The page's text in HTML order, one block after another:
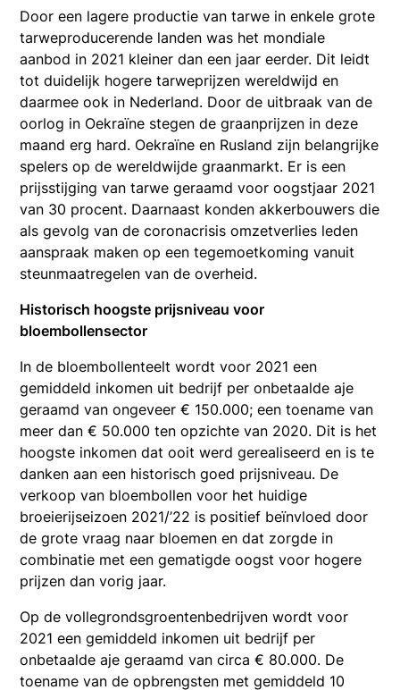
Door een lagere productie van tarwe in enkele grote
tarweproducerende landen was het mondiale
aanbod in 2021 kleiner dan een jaar eerder. Dit leidt
tot duidelijk hogere tarweprijzen wereldwijd en
daarmee ook in Nederland. Door de uitbraak van de
oorlog in Oekraïne stegen de graanprijzen in deze
maand erg hard. Oekraïne en Rusland zijn belangrijke
spelers op de wereldwijde graanmarkt. Er is een
prijsstijging van tarwe geraamd voor oogstjaar 2021
van 30 procent. Daarnaast konden akkerbouwers die
als gevolg van de coronacrisis omzetverlies leden
aanspraak maken op een tegemoetkoming vanuit
steunmaatregelen van de overheid.
Historisch hoogste prijsniveau voor
bloembollensector
In de bloembollenteelt wordt voor 2021 een
gemiddeld inkomen uit bedrijf per onbetaalde aje
geraamd van ongeveer € 150.000; een toename van
meer dan € 50.000 ten opzichte van 2020. Dit is het
hoogste inkomen dat ooit werd gerealiseerd en is te
danken aan een historisch goed prijsniveau. De
verkoop van bloembollen voor het huidige
broeierijseizoen 2021/’22 is positief beïnvloed door
de grote vraag naar bloemen en dat zorgde in
combinatie met een gematigde oogst voor hogere
prijzen dan vorig jaar.
Op de vollegrondsgroentenbedrijven wordt voor
2021 een gemiddeld inkomen uit bedrijf per
onbetaalde aje geraamd van circa € 80.000. De
toename van de opbrengsten met gemiddeld 10